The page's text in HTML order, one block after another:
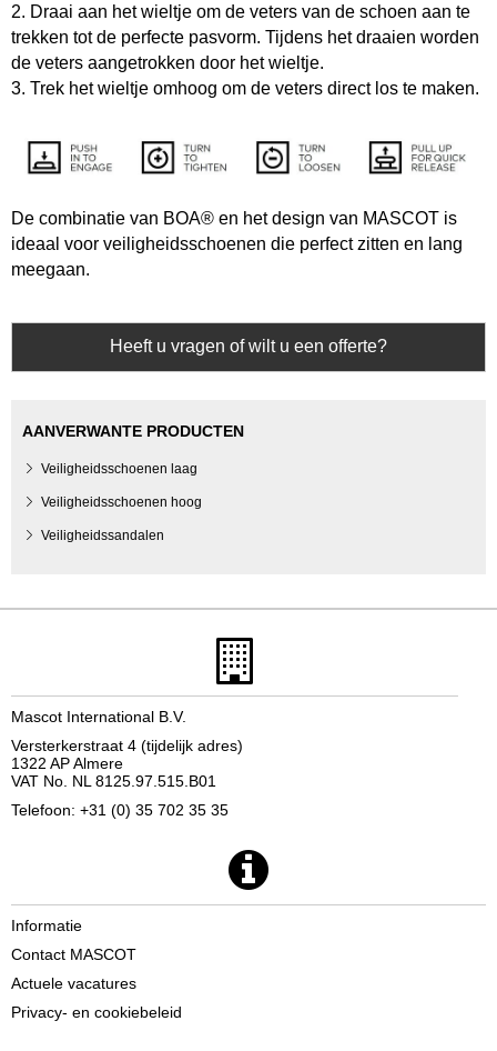
2. Draai aan het wieltje om de veters van de schoen aan te
trekken tot de perfecte pasvorm. Tijdens het draaien worden
de veters aangetrokken door het wieltje.
3. Trek het wieltje omhoog om de veters direct los te maken.
De combinatie van BOA® en het design van MASCOT is
ideaal voor veiligheidsschoenen die perfect zitten en lang
meegaan.
Heeft u vragen of wilt u een offerte?
AANVERWANTE PRODUCTEN
Veiligheidsschoenen laag
Veiligheidsschoenen hoog
Veiligheidssandalen
Mascot International B.V.
Versterkerstraat 4 (tijdelijk adres)
1322 AP Almere
VAT No. NL 8125.97.515.B01
Telefoon: +31 (0) 35 702 35 35
Informatie
Contact MASCOT
Actuele vacatures
Privacy- en cookiebeleid